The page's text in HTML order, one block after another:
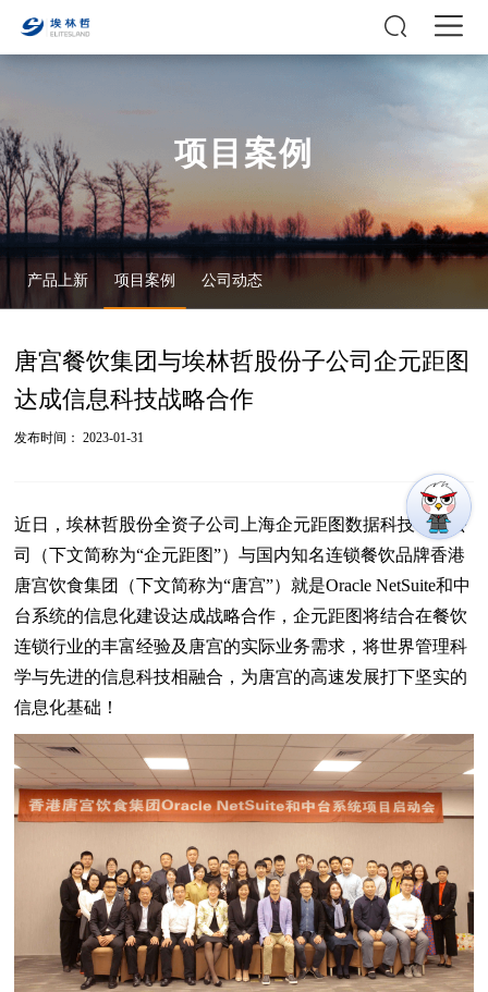
项目案例
产品上新 项目案例 公司动态
唐宫餐饮集团与埃林哲股份子公司企元距图
达成信息科技战略合作
发布时间： 2023-01-31
近日，埃林哲股份全资子公司上海企元距图数据科技有限公
司（下文简称为“企元距图”）与国内知名连锁餐饮品牌香港
唐宫饮食集团（下文简称为“唐宫”）就是Oracle NetSuite和中
台系统的信息化建设达成战略合作，企元距图将结合在餐饮
连锁行业的丰富经验及唐宫的实际业务需求，将世界管理科
学与先进的信息科技相融合，为唐宫的高速发展打下坚实的
信息化基础！